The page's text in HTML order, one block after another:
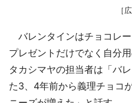
［
バレンタインはチョコレー
プレゼントだけでなく自分
タカシマヤの担当者は「バ
た3、4年前から義理チョコ